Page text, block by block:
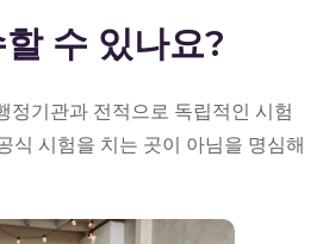
수 있나요?
기관과 전적으로 독립적인 시험
식 시험을 치는 곳이 아님을 명심해